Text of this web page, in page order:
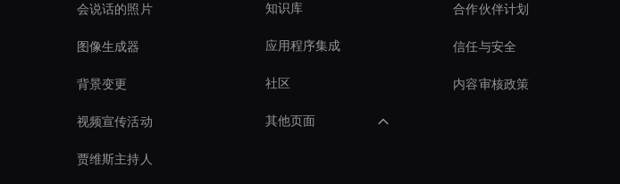
会说话的照片
图像生成器
背景变更
视频宣传活动
贾维斯主持人
知识库
应用程序集成
社区
其他页面
合作伙伴计划
信任与安全
内容审核政策